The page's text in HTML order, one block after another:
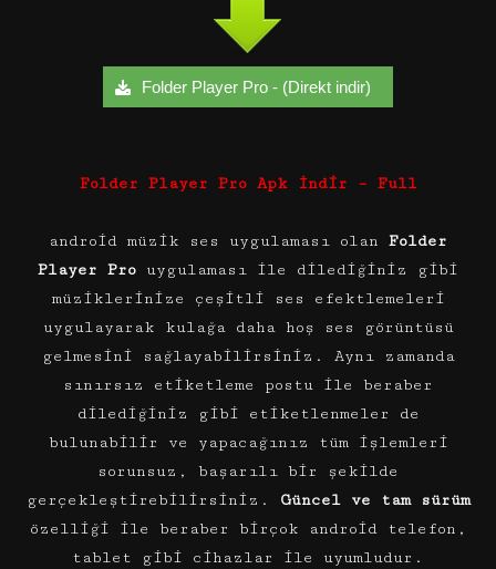
Folder Player Pro - (Direkt indir)
Folder Player Pro Apk İndir – Full
android müzik ses uygulaması olan Folder
Player Pro uygulaması ile dilediğiniz gibi
müziklerinize çeşitli ses efektlemeleri
uygulayarak kulağa daha hoş ses görüntüsü
gelmesini sağlayabilirsiniz. Aynı zamanda
sınırsız etiketleme postu ile beraber
dilediğiniz gibi etiketlenmeler de
bulunabilir ve yapacağınız tüm işlemleri
sorunsuz, başarılı bir şekilde
gerçekleştirebilirsiniz. Güncel ve tam sürüm
özelliği ile beraber birçok android telefon,
tablet gibi cihazlar ile uyumludur.